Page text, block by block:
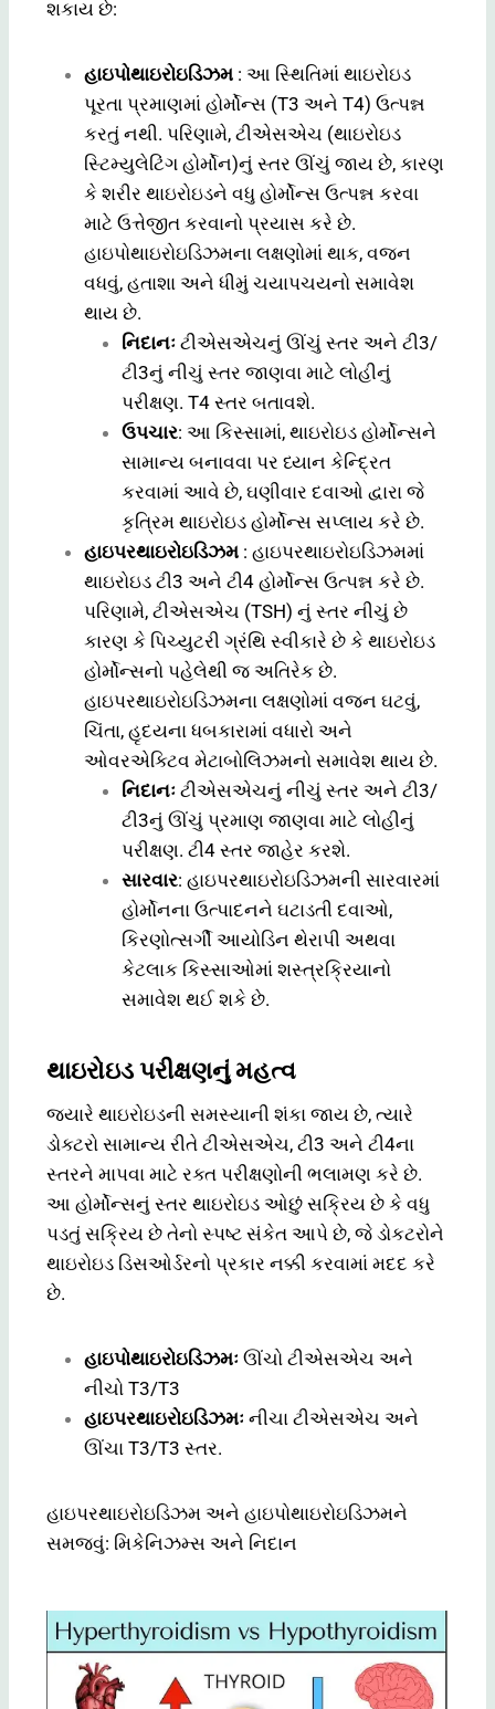
શકાય છે:
હાઇપોથાઇરોઇડિઝમ : આ સ્થિતિમાં થાઇરોઇડ
પૂરતા પ્રમાણમાં હોર્મોન્સ (T3 અને T4) ઉત્પન્ન
કરતું નથી. પરિણામે, ટીએસએચ (થાઇરોઇડ
સ્ટિમ્યુલેટિંગ હોર્મોન)નું સ્તર ઊંચું જાય છે, કારણ
કે શરીર થાઇરોઇડને વધુ હોર્મોન્સ ઉત્પન્ન કરવા
માટે ઉત્તેજીત કરવાનો પ્રયાસ કરે છે.
હાઇપોથાઇરોઇડિઝમના લક્ષણોમાં થાક, વજન
વધવું, હતાશા અને ધીમું ચયાપચયનો સમાવેશ
થાય છે.
નિદાનઃ ટીએસએચનું ઊંચું સ્તર અને ટી3/
ટી3નું નીચું સ્તર જાણવા માટે લોહીનું
પરીક્ષણ. T4 સ્તર બતાવશે.
ઉપચાર: આ કિસ્સામાં, થાઇરોઇડ હોર્મોન્સને
સામાન્ય બનાવવા પર ધ્યાન કેન્દ્રિત
કરવામાં આવે છે, ઘણીવાર દવાઓ દ્વારા જે
કૃત્રિમ થાઇરોઇડ હોર્મોન્સ સપ્લાય કરે છે.
હાઇપરથાઇરોઇડિઝમ : હાઇપરથાઇરોઇડિઝમમાં
થાઇરોઇડ ટી3 અને ટી4 હોર્મોન્સ ઉત્પન્ન કરે છે.
પરિણામે, ટીએસએચ (TSH) નું સ્તર નીચું છે
કારણ કે પિચ્યુટરી ગ્રંથિ સ્વીકારે છે કે થાઇરોઇડ
હોર્મોન્સનો પહેલેથી જ અતિરેક છે.
હાઇપરથાઇરોઇડિઝમના લક્ષણોમાં વજન ઘટવું,
ચિંતા, હૃદયના ધબકારામાં વધારો અને
ઓવરએક્ટિવ મેટાબોલિઝમનો સમાવેશ થાય છે.
નિદાનઃ ટીએસએચનું નીચું સ્તર અને ટી3/
ટી3નું ઊંચું પ્રમાણ જાણવા માટે લોહીનું
પરીક્ષણ. ટી4 સ્તર જાહેર કરશે.
સારવાર: હાઇપરથાઇરોઇડિઝમની સારવારમાં
હોર્મોનના ઉત્પાદનને ઘટાડતી દવાઓ,
કિરણોત્સર્ગી આયોડિન થેરાપી અથવા
કેટલાક કિસ્સાઓમાં શસ્ત્રક્રિયાનો
સમાવેશ થઈ શકે છે.
થાઇરોઇડ પરીક્ષણનું મહત્વ
જ્યારે થાઇરોઇડની સમસ્યાની શંકા જાય છે, ત્યારે
ડોક્ટરો સામાન્ય રીતે ટીએસએચ, ટી3 અને ટી4ના
સ્તરને માપવા માટે રક્ત પરીક્ષણોની ભલામણ કરે છે.
આ હોર્મોન્સનું સ્તર થાઇરોઇડ ઓછું સક્રિય છે કે વધુ
પડતું સક્રિય છે તેનો સ્પષ્ટ સંકેત આપે છે, જે ડોકટરોને
થાઇરોઇડ ડિસઓર્ડરનો પ્રકાર નક્કી કરવામાં મદદ કરે
છે.
હાઇપોથાઇરોઇડિઝમઃ ઊંચો ટીએસએચ અને
નીચો T3/T3
હાઇપરથાઇરોઇડિઝમઃ નીચા ટીએસએચ અને
ઊંચા T3/T3 સ્તર.
હાઇપરથાઇરોઇડિઝમ અને હાઇપોથાઇરોઇડિઝમને
સમજવું: મિકેનિઝમ્સ અને નિદાન